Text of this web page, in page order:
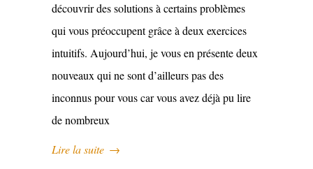
découvrir des solutions à certains problèmes
qui vous préoccupent grâce à deux exercices
intuitifs. Aujourd’hui, je vous en présente deux
nouveaux qui ne sont d’ailleurs pas des
inconnus pour vous car vous avez déjà pu lire
de nombreux
Lire la suite →